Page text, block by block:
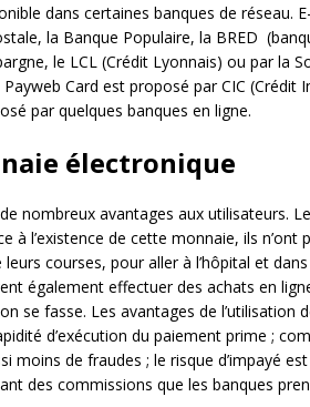
dans certaines banques de réseau.
la Banque Populaire, la BRED
le LCL (Crédit Lyonnais) ou par la
Card est proposé par CIC (Crédit
par quelques banques en ligne.
électronique
nombreux avantages aux utilisateurs.
à l’existence de cette monnaie, ils n’ont
courses, pour aller à l’hôpital et
également effectuer des achats en
se fasse. Les avantages de l’utilisation
d’exécution du paiement prime ;
moins de fraudes ; le risque d’impayé est
des commissions que les banques